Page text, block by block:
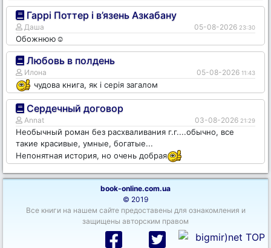
Гаррі Поттер і в’язень Азкабану
Даша 05-08-2026 23:30
Обожнюю☺️
Любовь в полдень
Илона 05-08-2026 11:43
чудова книга, як і серія загалом
Сердечный договор
Annat 03-08-2026 21:29
Необычный роман без расхваливания г.г....обычно, все
такие красивые, умные, богатые...
Непонятная история, но очень добрая
book-online.com.ua
© 2019
Все книги на нашем сайте предоставены для ознакомления и
защищены авторским правом